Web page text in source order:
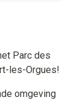
Parc des
les-Orgues!
omgeving